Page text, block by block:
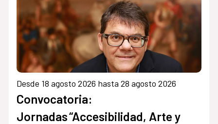
Desde 18 agosto 2026 hasta 28 agosto 2026
Convocatoria:
Jornadas “Accesibilidad, Arte y